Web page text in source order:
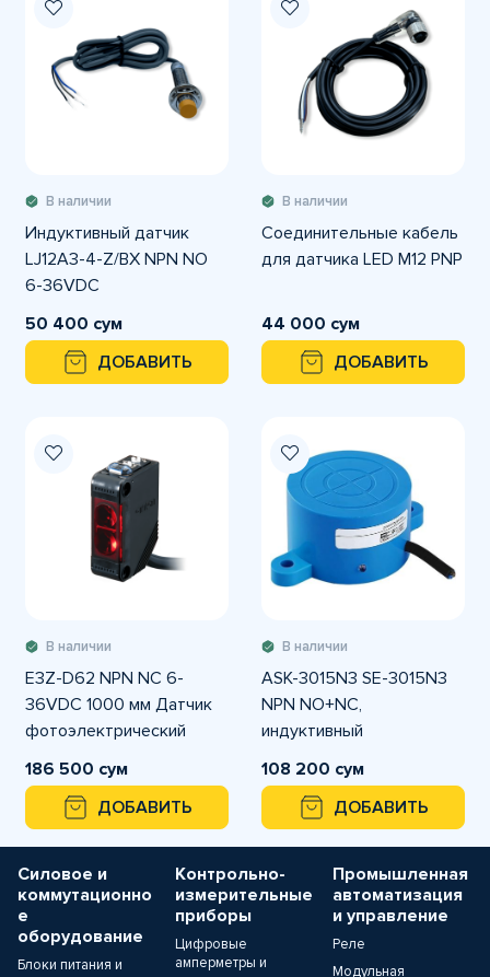
В наличии
Индуктивный датчик
LJ12A3-4-Z/BX NPN NO
6-36VDC
50 400 сум
ДОБАВИТЬ
В наличии
Соединительные кабель
для датчика LED M12 PNP
44 000 сум
ДОБАВИТЬ
В наличии
E3Z-D62 NPN NС 6-
36VDC 1000 мм Датчик
фотоэлектрический
диапазон срабатывания
1000мм
186 500 сум
ДОБАВИТЬ
В наличии
ASK-3015N3 SE-3015N3
NPN NO+NC,
индуктивный
бесконтактный датчик,
расстояние
срабатывания 15 мм,
питание 6-36VDC
108 200 сум
ДОБАВИТЬ
Силовое и
коммутационно
е
оборудование
Блоки питания и
Контрольно-
измерительные
приборы
Цифровые
амперметры и
Промышленная
автоматизация
и управление
Реле
Модульная